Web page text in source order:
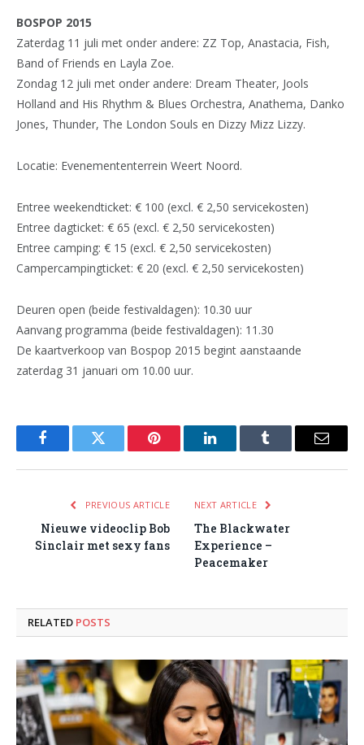
BOSPOP 2015
Zaterdag 11 juli met onder andere: ZZ Top, Anastacia, Fish,
Band of Friends en Layla Zoe.
Zondag 12 juli met onder andere: Dream Theater, Jools
Holland and His Rhythm & Blues Orchestra, Anathema, Danko
Jones, Thunder, The London Souls en Dizzy Mizz Lizzy.
Locatie: Evenemententerrein Weert Noord.
Entree weekendticket: € 100 (excl. € 2,50 servicekosten)
Entree dagticket: € 65 (excl. € 2,50 servicekosten)
Entree camping: € 15 (excl. € 2,50 servicekosten)
Campercampingticket: € 20 (excl. € 2,50 servicekosten)
Deuren open (beide festivaldagen): 10.30 uur
Aanvang programma (beide festivaldagen): 11.30
De kaartverkoop van Bospop 2015 begint aanstaande
zaterdag 31 januari om 10.00 uur.
FacebookTwitter Pinterest LinkedInTumblr Email
PREVIOUS ARTICLE
Nieuwe videoclip Bob
Sinclair met sexy fans
NEXT ARTICLE
The Blackwater
Experience –
Peacemaker
RELATED POSTS